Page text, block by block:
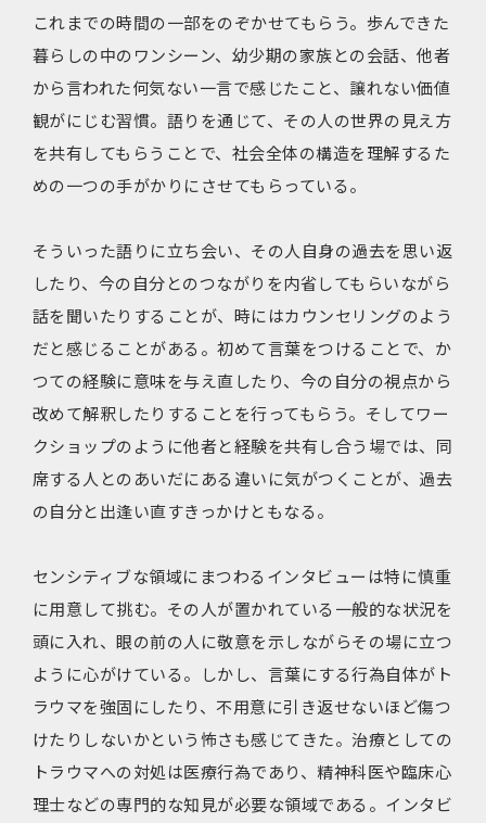
これまでの時間の一部をのぞかせてもらう。歩んできた
暮らしの中のワンシーン、幼少期の家族との会話、他者
から言われた何気ない一言で感じたこと、譲れない価値
観がにじむ習慣。語りを通じて、その人の世界の見え方
を共有してもらうことで、社会全体の構造を理解するた
めの一つの手がかりにさせてもらっている。
そういった語りに立ち会い、その人自身の過去を思い返
したり、今の自分とのつながりを内省してもらいながら
話を聞いたりすることが、時にはカウンセリングのよう
だと感じることがある。初めて言葉をつけることで、か
つての経験に意味を与え直したり、今の自分の視点から
改めて解釈したりすることを行ってもらう。そしてワー
クショップのように他者と経験を共有し合う場では、同
席する人とのあいだにある違いに気がつくことが、過去
の自分と出逢い直すきっかけともなる。
センシティブな領域にまつわるインタビューは特に慎重
に用意して挑む。その人が置かれている一般的な状況を
頭に入れ、眼の前の人に敬意を示しながらその場に立つ
ように心がけている。しかし、言葉にする行為自体がト
ラウマを強固にしたり、不用意に引き返せないほど傷つ
けたりしないかという怖さも感じてきた。治療としての
トラウマへの対処は医療行為であり、精神科医や臨床心
理士などの専門的な知見が必要な領域である。インタビ